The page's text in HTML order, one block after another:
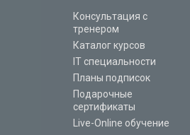
Консультация с
тренером
Каталог курсов
IT специальности
Планы подписок
Подарочные
сертификаты
Live-Online обучение